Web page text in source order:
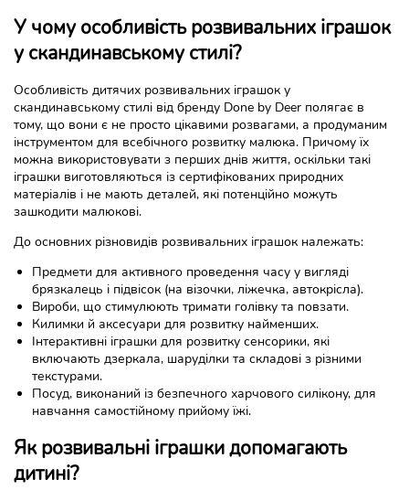
У чому особливість розвивальних іграшок
у скандинавському стилі?
Особливість дитячих розвивальних іграшок у
скандинавському стилі від бренду Done by Deer полягає в
тому, що вони є не просто цікавими розвагами, а продуманим
інструментом для всебічного розвитку малюка. Причому їх
можна використовувати з перших днів життя, оскільки такі
іграшки виготовляються із сертифікованих природних
матеріалів і не мають деталей, які потенційно можуть
зашкодити малюкові.
До основних різновидів розвивальних іграшок належать:
Предмети для активного проведення часу у вигляді
брязкалець і підвісок (на візочки, ліжечка, автокрісла).
Вироби, що стимулюють тримати голівку та повзати.
Килимки й аксесуари для розвитку найменших.
Інтерактивні іграшки для розвитку сенсорики, які
включають дзеркала, шаруділки та складові з різними
текстурами.
Посуд, виконаний із безпечного харчового силікону, для
навчання самостійному прийому їжі.
Як розвивальні іграшки допомагають
дитині?